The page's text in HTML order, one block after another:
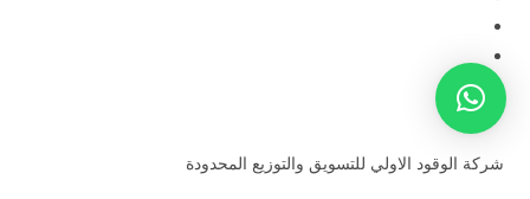
شركة الوقود الاولي للتسويق والتوزيع المحدودة